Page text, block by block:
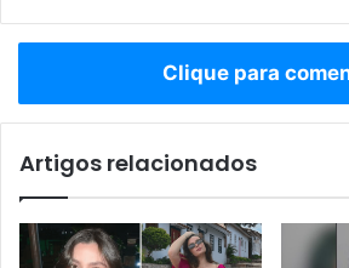
Clique para
Artigos relacionados